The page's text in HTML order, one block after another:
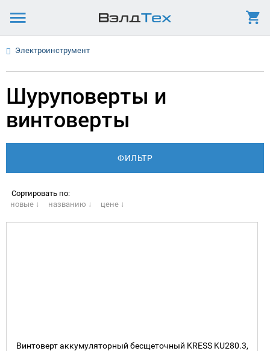
Электроинструмент
Шуруповерты и
винтоверты
Сортировать по:
новые ↓
названию ↓ цене ↓
Винтоверт аккумуляторный бесщеточный KRESS KU280.3,